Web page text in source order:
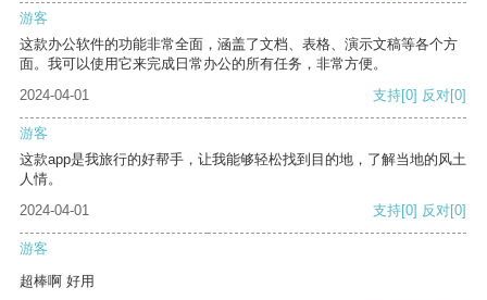
游客
这款办公软件的功能非常全面，涵盖了文档、表格、演示文稿等各个方
面。我可以使用它来完成日常办公的所有任务，非常方便。
2024-04-01
支持[0] 反对[0]
游客
这款app是我旅行的好帮手，让我能够轻松找到目的地，了解当地的风土
人情。
2024-04-01
支持[0] 反对[0]
游客
超棒啊 好用